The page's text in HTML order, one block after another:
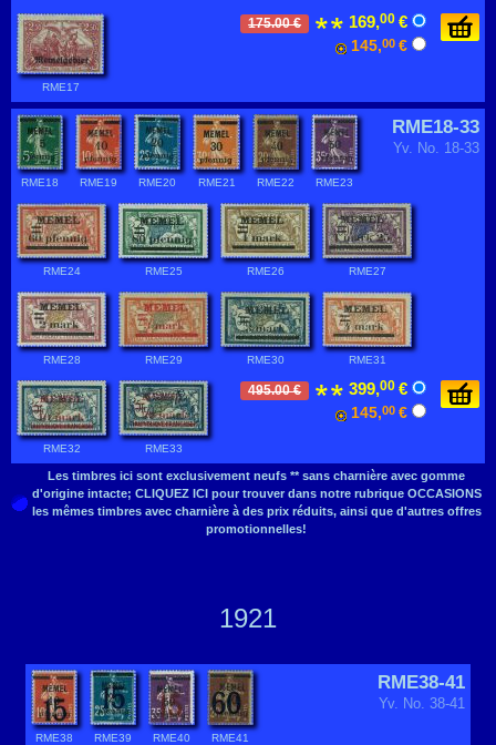
RME17
175.00 € 169,00 €
145,00 €
RME18-33
Yv. No. 18-33
RME18 RME19 RME20 RME21 RME22 RME23
RME24 RME25 RME26 RME27
RME28 RME29 RME30 RME31
RME32 RME33
495.00 € 399,00 €
145,00 €
Les timbres ici sont exclusivement neufs ** sans charnière avec gomme
d'origine intacte; CLIQUEZ ICI pour trouver dans notre rubrique OCCASIONS
les mêmes timbres avec charnière à des prix réduits, ainsi que d'autres offres
promotionnelles!
1921
RME38-41
Yv. No. 38-41
RME38 RME39 RME40 RME41